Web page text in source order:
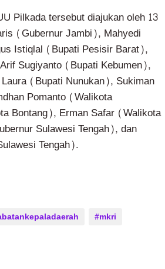
Pilkada tersebut diajukan oleh 13
(Gubernur Jambi), Mahyedi
Istiqlal (Bupati Pesisir Barat),
Sugiyanto (Bupati Kebumen),
(Bupati Nunukan), Sukiman
Pomanto (Walikota
Bontang), Erman Safar (Walikota
Sulawesi Tengah), dan
Tengah).
#mkri